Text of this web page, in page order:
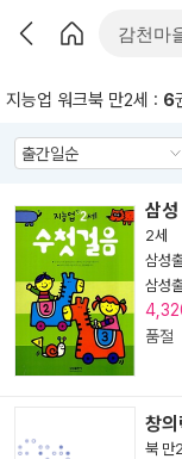
지능업 워크북 만2세 : 6
삼
2세
삼성
삼성
품절
창
북 만